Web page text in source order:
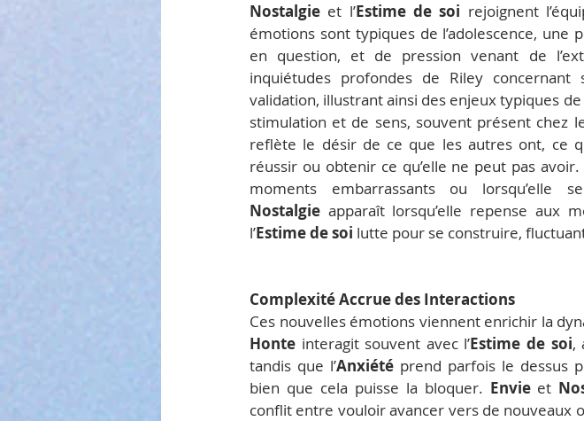
Nostalgie et l’Estime de soi rejoignent
émotions sont typiques de l’adolescence,
en question, et de pression venant de
inquiétudes profondes de Riley
validation, illustrant ainsi des enjeux typiques de
stimulation et de sens, souvent présent chez
reflète le désir de ce que les autres ont, ce
réussir ou obtenir ce qu’elle ne peut pas avoir.
Nostalgie apparaît lorsqu’elle repense aux
l’Estime de soi lutte pour se construire,
Complexité Accrue des Interactions
Honte interagit souvent avec l’Estime de soi,
tandis que l’Anxiété prend parfois le dessus
bien que cela puisse la bloquer. Envie et
conflit entre vouloir avancer vers de nouveaux